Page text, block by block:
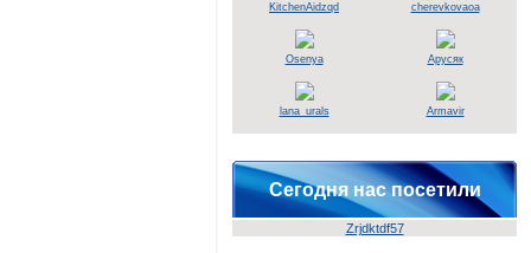
KitchenAidzqd cherevkovaoa
Osenya Арусяк
lana_urals Armavir
Сегодня нас посетили
Zrjdktdf57